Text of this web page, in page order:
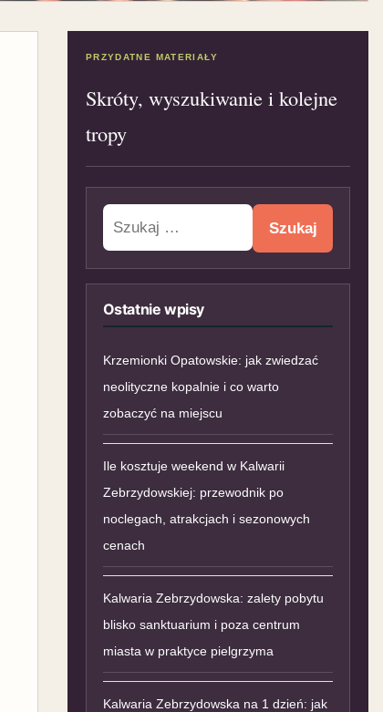
PRZYDATNE MATERIAŁY
Skróty, wyszukiwanie i kolejne
tropy
Szukaj:
Ostatnie wpisy
Krzemionki Opatowskie: jak zwiedzać
neolityczne kopalnie i co warto
zobaczyć na miejscu
Ile kosztuje weekend w Kalwarii
Zebrzydowskiej: przewodnik po
noclegach, atrakcjach i sezonowych
cenach
Kalwaria Zebrzydowska: zalety pobytu
blisko sanktuarium i poza centrum
miasta w praktyce pielgrzyma
Kalwaria Zebrzydowska na 1 dzień: jak